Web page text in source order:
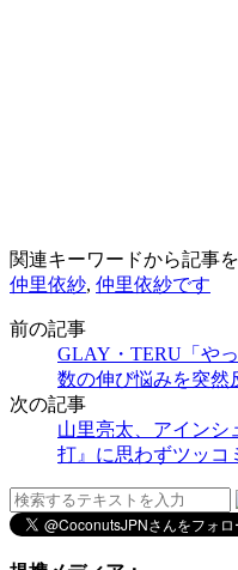
関連キーワードから記事
仲里依紗, 仲里依紗です
前の記事
GLAY・TERU「や
数の伸び悩みを突然
次の記事
山里亮太、アインシ
打』に思わずツッコ